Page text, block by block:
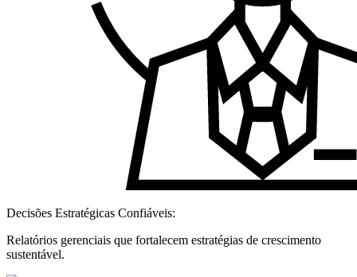
Decisões Estratégicas Confiáveis:
Relatórios gerenciais que fortalecem estratégias de crescimento
sustentável.